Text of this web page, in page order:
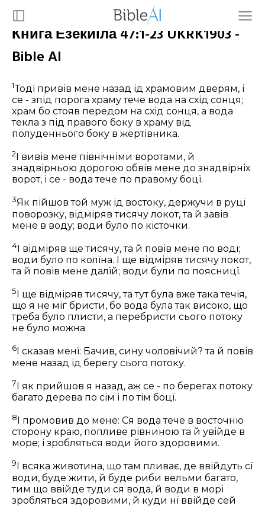
Книга Езекиїла 47:1-23 UKRK1903 -
Bible AI
1Тодї привів мене назад ід храмовим дверям, і
се - зпід порога храму тече вода на схід сонця;
храм бо стояв передом на схід сонця, а вода
текла з під правого боку в храму від
полуденнього боку в жертівника.
2
І вивів мене північніми воротами, й
знадвірньою дорогою обвів мене до знадвірніх
ворот, і се - вода тече по правому боцї.
3Як пійшов той муж ід востоку, держучи в руцї
поворозку, відміряв тисячу локот, та й завів
мене в воду; води було по кісточки.
4І відміряв ще тисячу, та й повів мене по водї;
води було по колїна. І ще відміряв тисячу локот,
та й повів мене далїй; води були по поясницї.
5
І ще відміряв тисячу, та тут була вже така течія,
що я не міг бристи, бо вода була так високо, що
треба було плисти, а перебристи сього потоку
не було можна.
6 І сказав менї: Бачив, сину чоловічий? та й повів
мене назад ід берегу сього потоку.
7І як прийшов я назад, аж се - по берегах потоку
багато дерева по сім і по тім боцї.
8
І промовив до мене: Ся вода тече в восточню
сторону краю, попливе рівниною та й увійде в
море; і зробляться води його здоровими.
9
І всяка животина, що там пливає, де ввійдуть сї
води, буде жити, й буде риби вельми багато,
тим що ввійде туди ся вода, й води в морі
зробляться здоровими, й куди нї ввійде сей